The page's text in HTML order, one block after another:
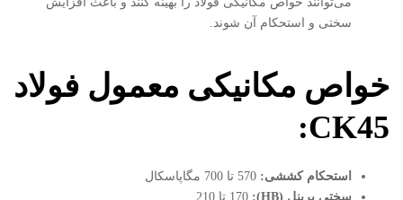
سختی و استحکام آن شوند.
خواص مکانیکی معمول فولاد
CK45:
استحکام کششی:
سختی برینل (HB):